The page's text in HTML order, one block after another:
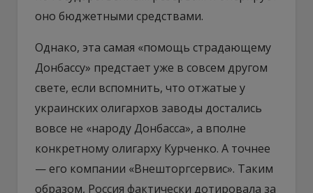
оно бюджетными средствами.
Однако, эта самая «помощь страдающему
Донбассу» предстает уже в совсем другом
свете, если вспомнить, что отжатые у
украинских олигархов заводы достались
вовсе не «народу Донбасса», а вполне
конкретному олигарху Курченко. А точнее
— его компании «Внешторгсервис». Таким
образом, Россия фактически дотировала за